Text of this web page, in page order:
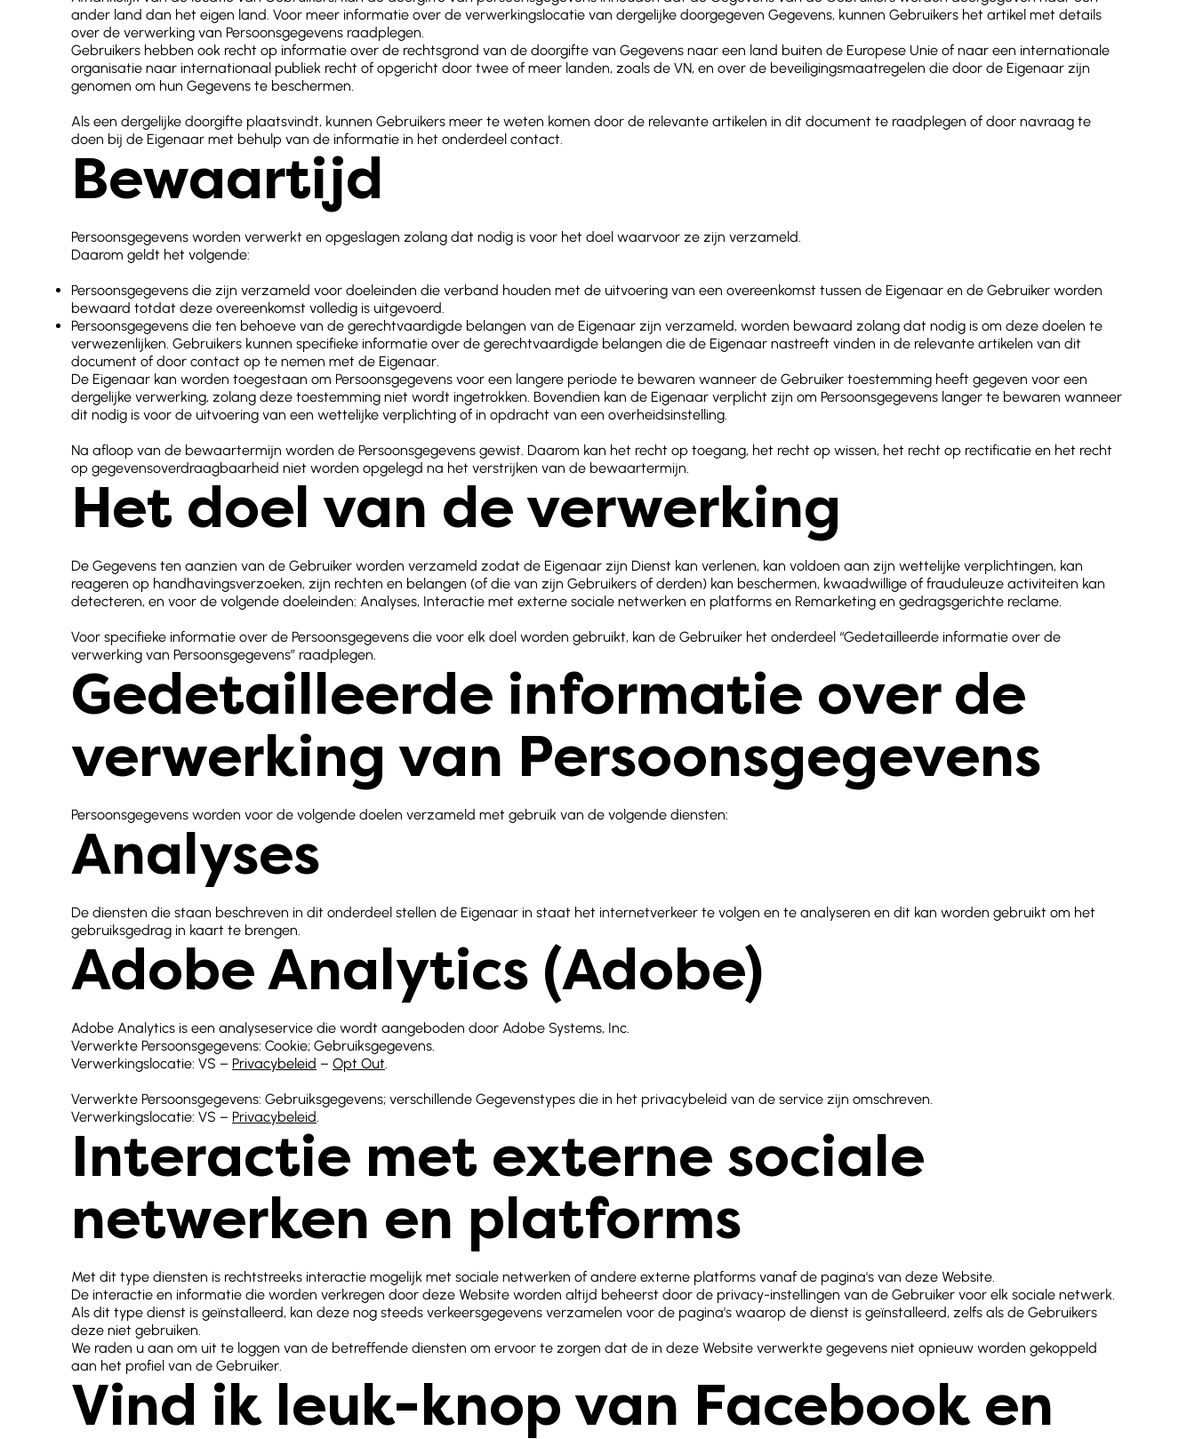
ander land dan het eigen land. Voor meer informatie over de verwerkingslocatie van dergelijke doorgegeven Gegevens, kunnen Gebruikers het artikel met details
over de verwerking van Persoonsgegevens raadplegen.
Gebruikers hebben ook recht op informatie over de rechtsgrond van de doorgifte van Gegevens naar een land buiten de Europese Unie of naar een internationale
organisatie naar internationaal publiek recht of opgericht door twee of meer landen, zoals de VN, en over de beveiligingsmaatregelen die door de Eigenaar zijn
genomen om hun Gegevens te beschermen.
Als een dergelijke doorgifte plaatsvindt, kunnen Gebruikers meer te weten komen door de relevante artikelen in dit document te raadplegen of door navraag te
doen bij de Eigenaar met behulp van de informatie in het onderdeel contact.
Persoonsgegevens worden verwerkt en opgeslagen zolang dat nodig is voor het doel waarvoor ze zijn verzameld.
Daarom geldt het volgende:
Persoonsgegevens die zijn verzameld voor doeleinden die verband houden met de uitvoering van een overeenkomst tussen de Eigenaar en de Gebruiker worden
bewaard totdat deze overeenkomst volledig is uitgevoerd.
Persoonsgegevens die ten behoeve van de gerechtvaardigde belangen van de Eigenaar zijn verzameld, worden bewaard zolang dat nodig is om deze doelen te
verwezenlijken. Gebruikers kunnen specifieke informatie over de gerechtvaardigde belangen die de Eigenaar nastreeft vinden in de relevante artikelen van dit
document of door contact op te nemen met de Eigenaar.
De Eigenaar kan worden toegestaan om Persoonsgegevens voor een langere periode te bewaren wanneer de Gebruiker toestemming heeft gegeven voor een
dergelijke verwerking, zolang deze toestemming niet wordt ingetrokken. Bovendien kan de Eigenaar verplicht zijn om Persoonsgegevens langer te bewaren wanneer
dit nodig is voor de uitvoering van een wettelijke verplichting of in opdracht van een overheidsinstelling.
Na afloop van de bewaartermijn worden de Persoonsgegevens gewist. Daarom kan het recht op toegang, het recht op wissen, het recht op rectificatie en het recht
op gegevensoverdraagbaarheid niet worden opgelegd na het verstrijken van de bewaartermijn.
Bewaartijd
De Gegevens ten aanzien van de Gebruiker worden verzameld zodat de Eigenaar zijn Dienst kan verlenen, kan voldoen aan zijn wettelijke verplichtingen, kan
reageren op handhavingsverzoeken, zijn rechten en belangen (of die van zijn Gebruikers of derden) kan beschermen, kwaadwillige of frauduleuze activiteiten kan
detecteren, en voor de volgende doeleinden: Analyses, Interactie met externe sociale netwerken en platforms en Remarketing en gedragsgerichte reclame.
Voor specifieke informatie over de Persoonsgegevens die voor elk doel worden gebruikt, kan de Gebruiker het onderdeel “Gedetailleerde informatie over de
verwerking van Persoonsgegevens” raadplegen.
Het doel van de verwerking
Persoonsgegevens worden voor de volgende doelen verzameld met gebruik van de volgende diensten:
Gedetailleerde informatie over de
verwerking van Persoonsgegevens
De diensten die staan beschreven in dit onderdeel stellen de Eigenaar in staat het internetverkeer te volgen en te analyseren en dit kan worden gebruikt om het
gebruiksgedrag in kaart te brengen.
Analyses
Adobe Analytics is een analyseservice die wordt aangeboden door Adobe Systems, Inc.
Verwerkte Persoonsgegevens: Cookie; Gebruiksgegevens.
Verwerkingslocatie: VS – Privacybeleid – Opt Out.
Verwerkte Persoonsgegevens: Gebruiksgegevens; verschillende Gegevenstypes die in het privacybeleid van de service zijn omschreven.
Verwerkingslocatie: VS – Privacybeleid.
Adobe Analytics (Adobe)
Met dit type diensten is rechtstreeks interactie mogelijk met sociale netwerken of andere externe platforms vanaf de pagina's van deze Website.
De interactie en informatie die worden verkregen door deze Website worden altijd beheerst door de privacy-instellingen van de Gebruiker voor elk sociale netwerk.
Als dit type dienst is geïnstalleerd, kan deze nog steeds verkeersgegevens verzamelen voor de pagina's waarop de dienst is geïnstalleerd, zelfs als de Gebruikers
deze niet gebruiken.
We raden u aan om uit te loggen van de betreffende diensten om ervoor te zorgen dat de in deze Website verwerkte gegevens niet opnieuw worden gekoppeld
aan het profiel van de Gebruiker.
Interactie met externe sociale
netwerken en platforms
Vind ik leuk-knop van Facebook en